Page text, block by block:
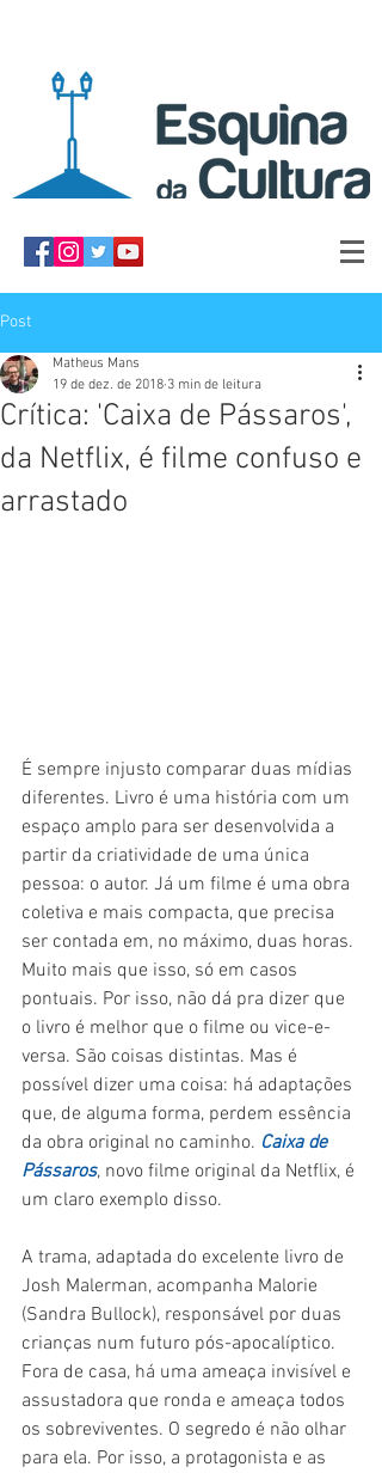
Post
Crítica: 'Caixa de Pássaros',
da Netflix, é filme confuso e
arrastado
Matheus Mans
19 de dez. de 2018 3 min de leitura
É sempre injusto comparar duas mídias
diferentes. Livro é uma história com um
espaço amplo para ser desenvolvida a
partir da criatividade de uma única
pessoa: o autor. Já um filme é uma obra
coletiva e mais compacta, que precisa
ser contada em, no máximo, duas horas.
Muito mais que isso, só em casos
pontuais. Por isso, não dá pra dizer que
o livro é melhor que o filme ou vice-e-
versa. São coisas distintas. Mas é
possível dizer uma coisa: há adaptações
que, de alguma forma, perdem essência
da obra original no caminho. Caixa de
Pássaros, novo filme original da Netflix, é
um claro exemplo disso.
A trama, adaptada do excelente livro de
Josh Malerman, acompanha Malorie
(Sandra Bullock), responsável por duas
crianças num futuro pós-apocalíptico.
Fora de casa, há uma ameaça invisível e
assustadora que ronda e ameaça todos
os sobreviventes. O segredo é não olhar
para ela. Por isso, a protagonista e as